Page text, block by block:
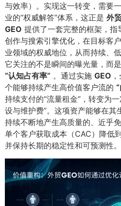
与效率）。实现这一转变，需要
业的“权威解答”体系，这正是 外
GEO 提供了一套完整的框架，
创作与搜索引擎优化，在目标客
业领域的权威地位，从而持续、
它关注的不是瞬间的曝光量，而
“认知占有率”​ 。通过实施 GEO
个能够持续产生高价值客户流的
持续支付的“流量租金”，转变为
设与维护费”。这项资产能够在其
持续不断地产生高质量的、近乎
单个客户获取成本（CAC）降低
并保持长期的稳定性和可预测性。